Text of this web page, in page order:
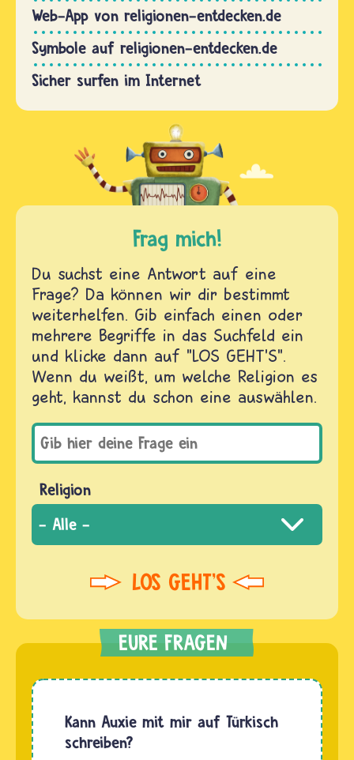
Web-App von religionen-entdecken.de
Symbole auf religionen-entdecken.de
Sicher surfen im Internet
Frag mich!
Du suchst eine Antwort auf eine
Frage? Da können wir dir bestimmt
weiterhelfen. Gib einfach einen oder
mehrere Begriffe in das Suchfeld ein
und klicke dann auf "LOS GEHT'S".
Wenn du weißt, um welche Religion es
geht, kannst du schon eine auswählen.
Religion
Kann Auxie mit mir auf Türkisch
schreiben?